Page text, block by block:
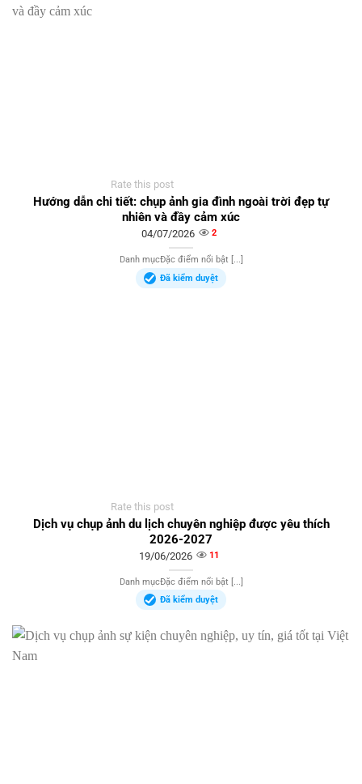
Rate this post
Hướng dẫn chi tiết: chụp ảnh gia đình ngoài trời đẹp tự
nhiên và đầy cảm xúc
04/07/2026 2
Danh mụcĐặc điểm nổi bật [...]
Đã kiểm duyệt
Rate this post
Dịch vụ chụp ảnh du lịch chuyên nghiệp được yêu thích
2026-2027
19/06/2026 11
Danh mụcĐặc điểm nổi bật [...]
Đã kiểm duyệt